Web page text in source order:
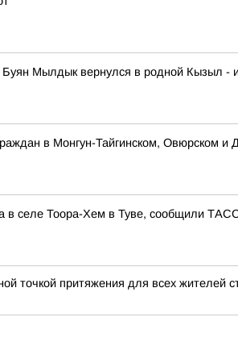
Буян Мылдык вернулся в родной Кызыл
в Монгун-Тайгинском, Овюрском и
в селе Тоора-Хем в Туве, сообщили
точкой притяжения для всех жителей